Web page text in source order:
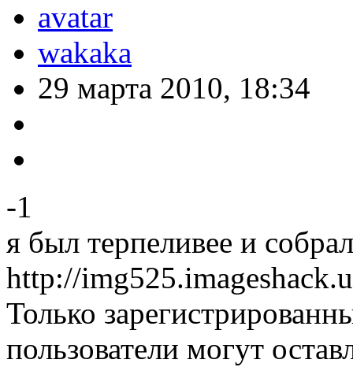
wakaka
29 марта 2010, 18:34
-1
я был терпеливее и
http://
Только
пользователи могут